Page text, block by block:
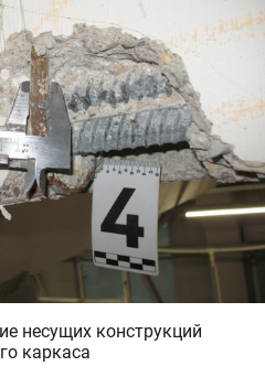
несущих конструкций
каркаса